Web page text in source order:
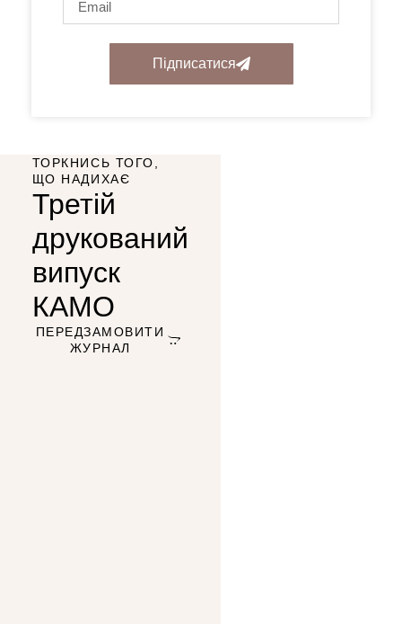
Підписатися
ТОРКНИСЬ ТОГО,
ЩО НАДИХАЄ
Третій
друкований
випуск
КАМО
ПЕРЕДЗАМОВИТИ
ЖУРНАЛ